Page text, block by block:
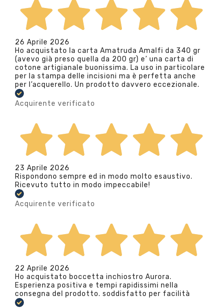
26 Aprile 2026
Ho acquistato la carta Amatruda Amalfi da 340 gr
(avevo già preso quella da 200 gr) e’ una carta di
cotone artigianale buonissima. La uso in particolare
per la stampa delle incisioni ma è perfetta anche
per l’acquerello. Un prodotto davvero eccezionale.
Acquirente verificato
23 Aprile 2026
Rispondono sempre ed in modo molto esaustivo.
Ricevuto tutto in modo impeccabile!
Acquirente verificato
22 Aprile 2026
Ho acquistato boccetta inchiostro Aurora.
Esperienza positiva e tempi rapidissimi nella
consegna del prodotto. soddisfatto per facilità